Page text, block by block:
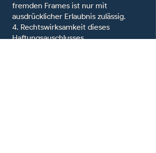
fremden Frames ist nur mit
ausdrücklicher Erlaubnis zulässig.
4. Rechtswirksamkeit dieses
Haftungsauschlusses